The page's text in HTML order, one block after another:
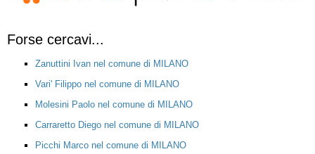
Forse cercavi...
Zanuttini Ivan nel comune di MILANO
Vari' Filippo nel comune di MILANO
Molesini Paolo nel comune di MILANO
Carraretto Diego nel comune di MILANO
Picchi Marco nel comune di MILANO